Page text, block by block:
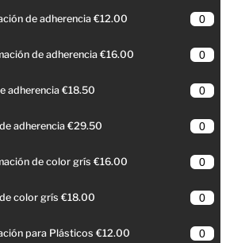
de adherencia €12.00
de adherencia €16.00
adherencia €18.50
adherencia €29.50
de color grís €16.00
color grís €18.00
para Plásticos €12.00